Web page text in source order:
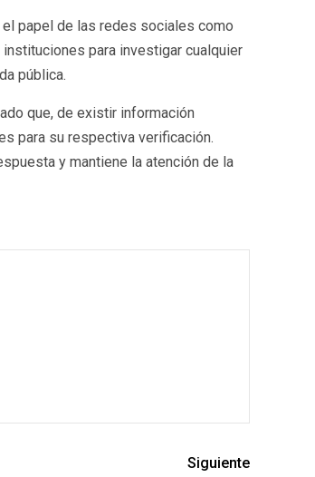
papel de las redes sociales como
para investigar cualquier
pública.
que, de existir información
para su respectiva verificación.
y mantiene la atención de la
Siguiente